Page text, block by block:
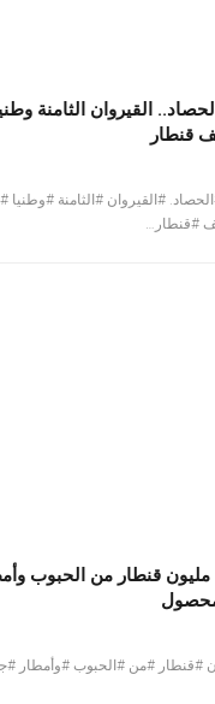
القيروان الثامنة
#القيروان #الثامنة #وطنيا
باجة.. تجميع 1.8 مليون قنطار من
#قنطار #من #الحبوب #وأمطار